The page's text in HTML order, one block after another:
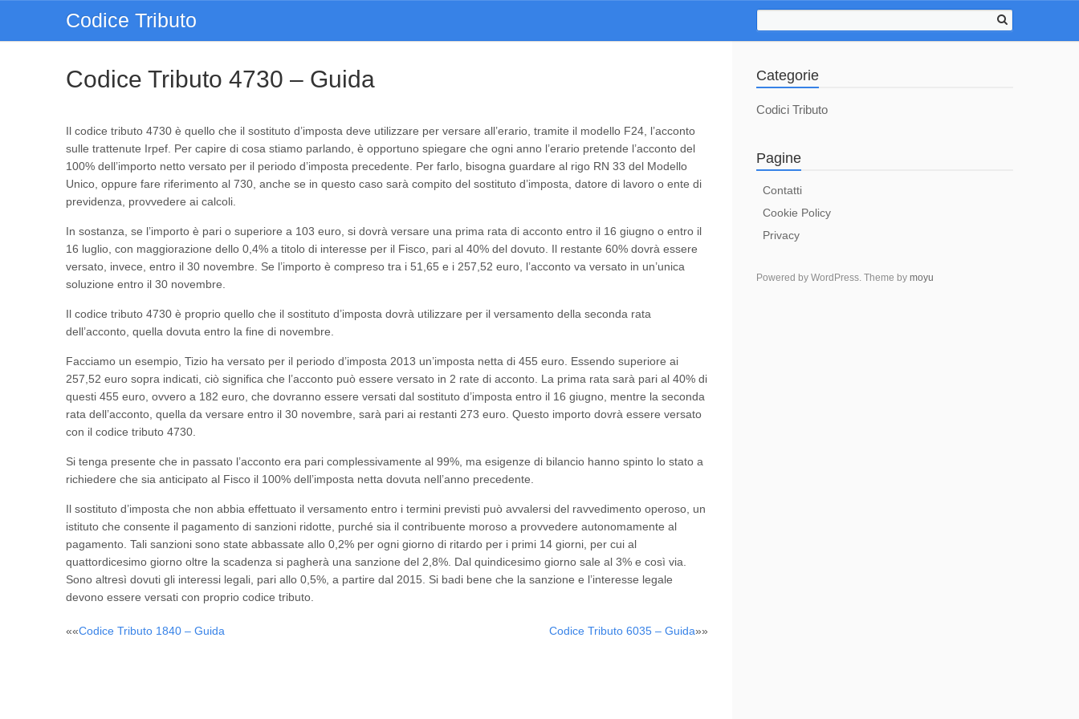
Codice Tributo
Codice Tributo 4730 – Guida
Il codice tributo 4730 è quello che il sostituto d’imposta deve utilizzare per versare all’erario, tramite il modello F24, l’acconto
sulle trattenute Irpef. Per capire di cosa stiamo parlando, è opportuno spiegare che ogni anno l’erario pretende l’acconto del
100% dell’importo netto versato per il periodo d’imposta precedente. Per farlo, bisogna guardare al rigo RN 33 del Modello
Unico, oppure fare riferimento al 730, anche se in questo caso sarà compito del sostituto d’imposta, datore di lavoro o ente di
previdenza, provvedere ai calcoli.
In sostanza, se l’importo è pari o superiore a 103 euro, si dovrà versare una prima rata di acconto entro il 16 giugno o entro il
16 luglio, con maggiorazione dello 0,4% a titolo di interesse per il Fisco, pari al 40% del dovuto. Il restante 60% dovrà essere
versato, invece, entro il 30 novembre. Se l’importo è compreso tra i 51,65 e i 257,52 euro, l’acconto va versato in un’unica
soluzione entro il 30 novembre.
Il codice tributo 4730 è proprio quello che il sostituto d’imposta dovrà utilizzare per il versamento della seconda rata
dell’acconto, quella dovuta entro la fine di novembre.
Facciamo un esempio, Tizio ha versato per il periodo d’imposta 2013 un’imposta netta di 455 euro. Essendo superiore ai
257,52 euro sopra indicati, ciò significa che l’acconto può essere versato in 2 rate di acconto. La prima rata sarà pari al 40% di
questi 455 euro, ovvero a 182 euro, che dovranno essere versati dal sostituto d’imposta entro il 16 giugno, mentre la seconda
rata dell’acconto, quella da versare entro il 30 novembre, sarà pari ai restanti 273 euro. Questo importo dovrà essere versato
con il codice tributo 4730.
Si tenga presente che in passato l’acconto era pari complessivamente al 99%, ma esigenze di bilancio hanno spinto lo stato a
richiedere che sia anticipato al Fisco il 100% dell’imposta netta dovuta nell’anno precedente.
Il sostituto d’imposta che non abbia effettuato il versamento entro i termini previsti può avvalersi del ravvedimento operoso, un
istituto che consente il pagamento di sanzioni ridotte, purché sia il contribuente moroso a provvedere autonomamente al
pagamento. Tali sanzioni sono state abbassate allo 0,2% per ogni giorno di ritardo per i primi 14 giorni, per cui al
quattordicesimo giorno oltre la scadenza si pagherà una sanzione del 2,8%. Dal quindicesimo giorno sale al 3% e così via.
Sono altresì dovuti gli interessi legali, pari allo 0,5%, a partire dal 2015. Si badi bene che la sanzione e l’interesse legale
devono essere versati con proprio codice tributo.
Post
««Codice Tributo 1840 – Guida Codice Tributo 6035 – Guida»»
Categorie
Codici Tributo
Pagine
Contatti
Cookie Policy
Privacy
Powered by WordPress. Theme by moyu